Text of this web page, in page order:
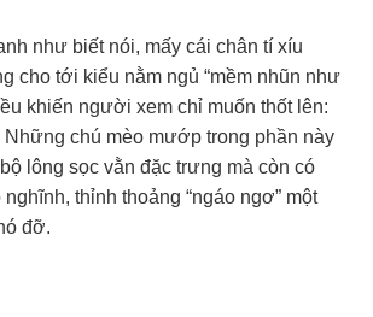
như biết nói, mấy cái chân tí xíu
cho tới kiểu nằm ngủ “mềm nhũn như
khiến người xem chỉ muốn thốt lên:
chú mèo mướp trong phần này
lông sọc vằn đặc trưng mà còn có
thỉnh thoảng “ngáo ngơ” một
đỡ.